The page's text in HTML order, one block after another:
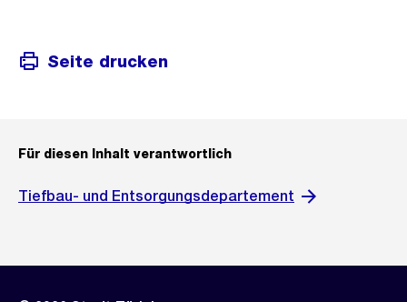
Seite drucken
Für diesen Inhalt verantwortlich
Tiefbau- und Entsorgungsdepartement